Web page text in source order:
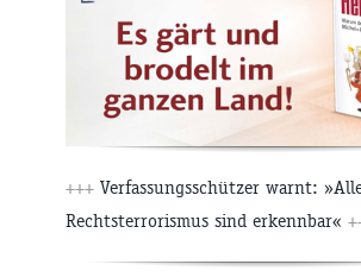
+++ Verfassungsschützer warnt:
Rechtsterrorismus sind erkennbar«